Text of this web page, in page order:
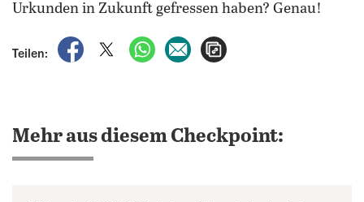
Urkunden in Zukunft gefressen haben? Genau!
Teilen:
auf Facebook teilen
auf X teilenper WhatsApp teilen
per E-Mail teilen
Mehr aus diesem Checkpoint: